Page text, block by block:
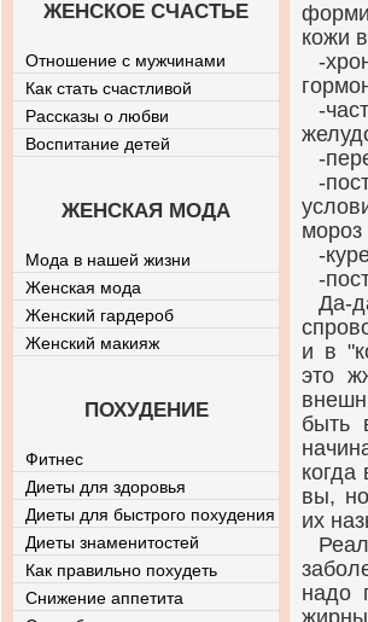
кожи
-
-
-
-
мороз
-
-
Да-
и в
это
быть
когда
вы,
их
надо
ЖЕНСКОЕ СЧАСТЬЕ
Отношение с мужчинами
Как стать счастливой
Рассказы о любви
Воспитание детей
ЖЕНСКАЯ МОДА
Мода в нашей жизни
Женская мода
Женский гардероб
Женский макияж
ПОХУДЕНИЕ
Фитнес
Диеты для здоровья
Диеты для быстрого похудения
Диеты знаменитостей
Как правильно похудеть
Снижение аппетита